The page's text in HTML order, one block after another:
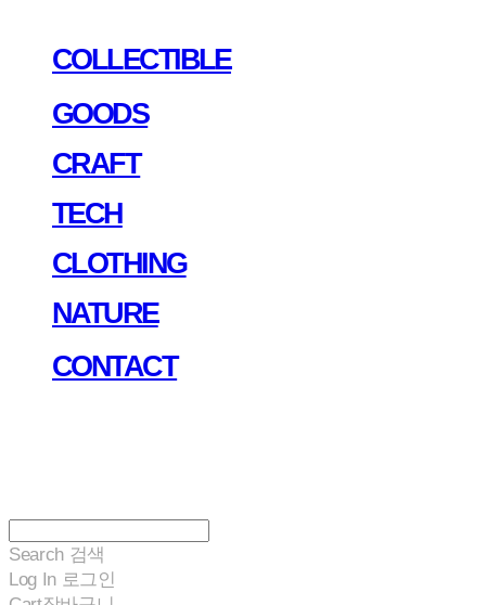
COLLECTIBLE
GOODS
CRAFT
TECH
CLOTHING
NATURE
CONTACT
Search 검색
Log In 로그인